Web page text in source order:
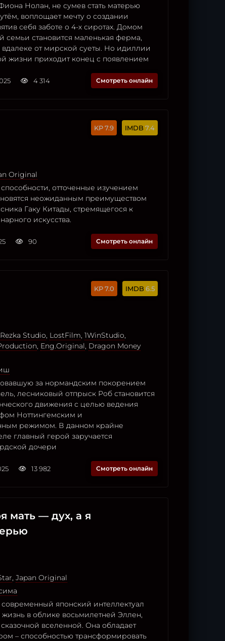
Нолан, не сумев стать матерью
воплощает мечту о создании
себя заботе о 4-х сиротах. Домом
семьи становится маленькая ферма,
от мирской суеты. Но идиллии
жизни приходит конец с появлением
4 314 Смотреть онлайн
7.9 7.4
Original
отточенные изучением
неожиданным преимуществом
Гаку Китады, стремящегося к
искусства.
90 Смотреть онлайн
7.0 6.5
Studio, LostFilm, 1WinStudio,
, Eng.Original, Dragon Money
за нормандским покорением
лесниковый отпрыск Роб становится
движения с целью ведения
Ноттингемским и
режимом. В данном крайне
главный герой заручается
дочери
13 982 Смотреть онлайн
мать — дух, а я
, Japan Original
японский интеллектуал
жизнь в облике восьмилетней Эллен,
вселенной. Она обладает
– способностью трансформировать